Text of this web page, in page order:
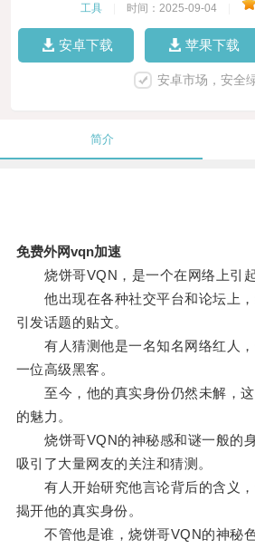
工具 时间：2025-09-04
安卓下载 苹果下载
安卓市场，安全
简介
免费外网vqn加速
烧饼哥VQN，是一个在网络上引起
他出现在各种社交平台和论坛上，
引发话题的贴文。
有人猜测他是一名知名网络红人，
一位高级黑客。
至今，他的真实身份仍然未解，这
的魅力。
烧饼哥VQN的神秘感和谜一般的身
吸引了大量网友的关注和猜测。
有人开始研究他言论背后的含义，
揭开他的真实身份。
不管他是谁，烧饼哥VQN的神秘